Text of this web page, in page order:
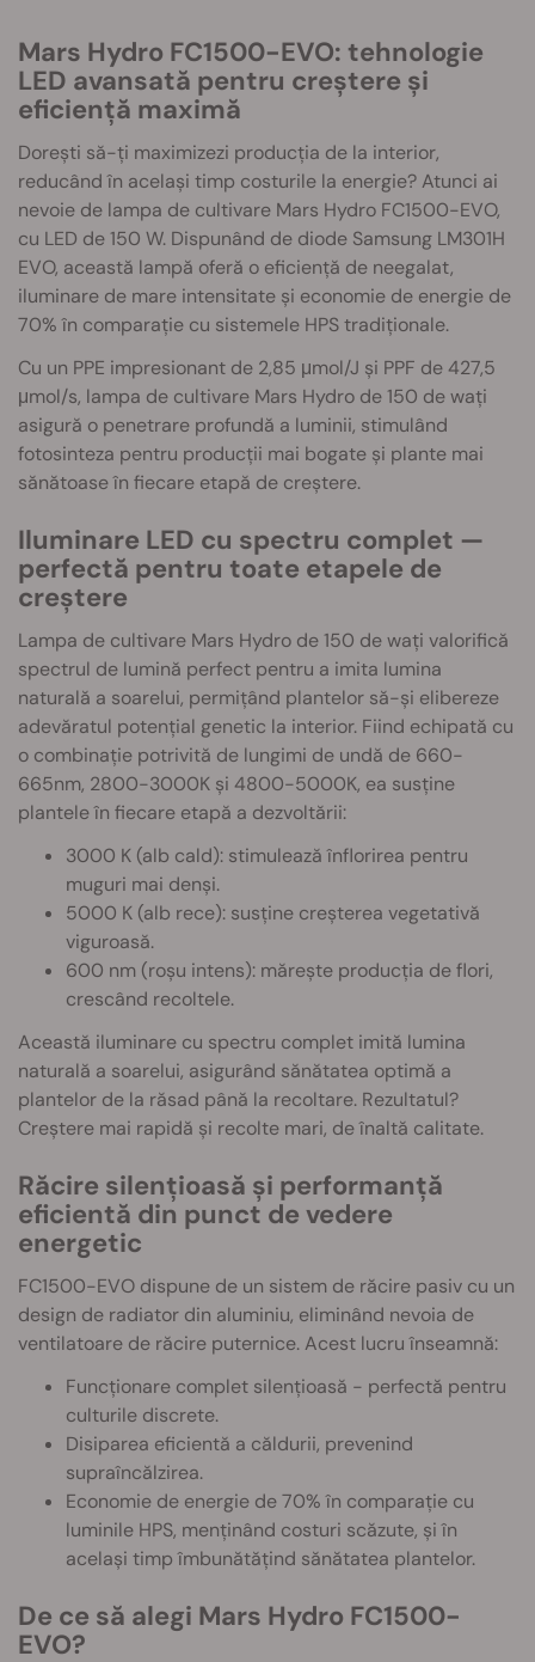
Mars Hydro FC1500-EVO: tehnologie
LED avansată pentru creștere și
eficiență maximă
Dorești să-ți maximizezi producția de la interior,
reducând în același timp costurile la energie? Atunci ai
nevoie de lampa de cultivare Mars Hydro FC1500-EVO,
cu LED de 150 W. Dispunând de diode Samsung LM301H
EVO, această lampă oferă o eficiență de neegalat,
iluminare de mare intensitate și economie de energie de
70% în comparație cu sistemele HPS tradiționale.
Cu un PPE impresionant de 2,85 μmol/J și PPF de 427,5
μmol/s, lampa de cultivare Mars Hydro de 150 de wați
asigură o penetrare profundă a luminii, stimulând
fotosinteza pentru producții mai bogate și plante mai
sănătoase în fiecare etapă de creștere.
Iluminare LED cu spectru complet —
perfectă pentru toate etapele de
creștere
Lampa de cultivare Mars Hydro de 150 de wați valorifică
spectrul de lumină perfect pentru a imita lumina
naturală a soarelui, permițând plantelor să-și elibereze
adevăratul potențial genetic la interior. Fiind echipată cu
o combinație potrivită de lungimi de undă de 660-
665nm, 2800-3000K și 4800-5000K, ea susține
plantele în fiecare etapă a dezvoltării:
3000 K (alb cald): stimulează înflorirea pentru
muguri mai denși.
5000 K (alb rece): susține creșterea vegetativă
viguroasă.
600 nm (roșu intens): mărește producția de flori,
crescând recoltele.
Această iluminare cu spectru complet imită lumina
naturală a soarelui, asigurând sănătatea optimă a
plantelor de la răsad până la recoltare. Rezultatul?
Creștere mai rapidă și recolte mari, de înaltă calitate.
Răcire silențioasă și performanță
eficientă din punct de vedere
energetic
FC1500-EVO dispune de un sistem de răcire pasiv cu un
design de radiator din aluminiu, eliminând nevoia de
ventilatoare de răcire puternice. Acest lucru înseamnă:
Funcționare complet silențioasă - perfectă pentru
culturile discrete.
Disiparea eficientă a căldurii, prevenind
supraîncălzirea.
Economie de energie de 70% în comparație cu
luminile HPS, menținând costuri scăzute, și în
același timp îmbunătățind sănătatea plantelor.
De ce să alegi Mars Hydro FC1500-
EVO?